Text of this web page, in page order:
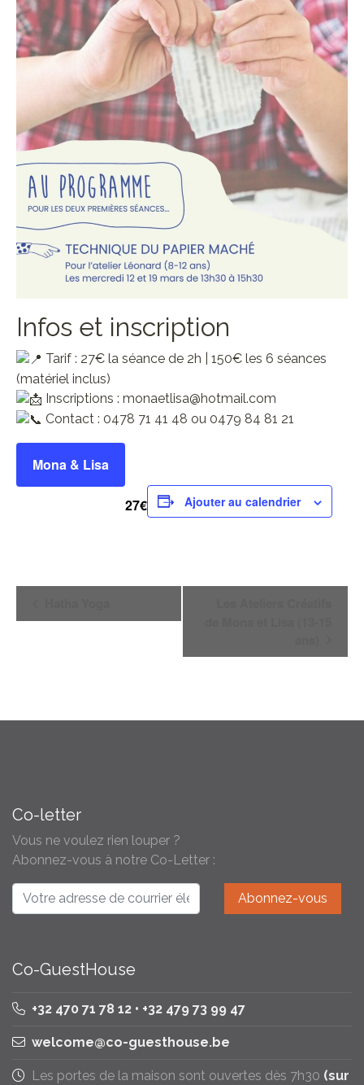
Infos et inscription
Tarif : 27€ la séance de 2h | 150€ les 6 séances
(matériel inclus)
Inscriptions : monaetlisa@hotmail.com
Contact : 0478 71 41 48 ou 0479 84 81 21
Mona & Lisa
27€ Ajouter au calendrier
Évènement
Co-letter
Vous ne voulez rien louper ?
Abonnez-vous à notre Co-Letter :
Co-GuestHouse
+32 470 71 78 12 • +32 479 73 99 47
welcome@co-guesthouse.be
Les portes de la maison sont ouvertes dès 7h30 (sur